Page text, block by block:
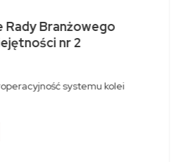
Rady Branżowego
nr 2
systemu kolei